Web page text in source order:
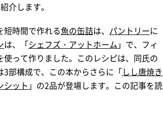
介します。
時間で作れる魚の缶詰は、 パントリーに
は、「シェフズ・アットホーム 」で、フィ
使って作りました。このレシピは、同氏の
3部構成で、この本からさらに「しし唐焼き
シット 」の2品が登場します。この記事を読